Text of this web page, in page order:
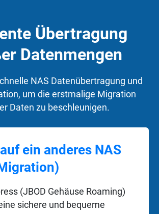
Übertragung
Datenmengen
NAS Datenübertragung und
um die erstmalige Migration
Daten zu beschleunigen.
ein anderes NAS
(JBOD Gehäuse Roaming)
sichere und bequeme